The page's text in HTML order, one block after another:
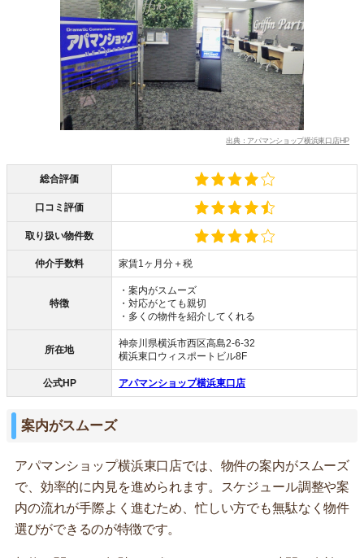
出典：アパマンショップ横浜東口店HP
総合評価
口コミ評価
取り扱い物件数
仲介手数料 家賃1ヶ月分＋税
特徴
・案内がスムーズ
・対応がとても親切
・多くの物件を紹介してくれる
所在地
神奈川県横浜市西区高島2-6-32
横浜東口ウィスポートビル8F
公式HP アパマンショップ横浜東口店
案内がスムーズ
アパマンショップ横浜東口店では、物件の案内がスムーズ
で、効率的に内見を進められます。スケジュール調整や案
内の流れが手際よく進むため、忙しい方でも無駄なく物件
選びができるのが特徴です。